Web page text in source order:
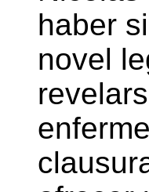
haber
novel